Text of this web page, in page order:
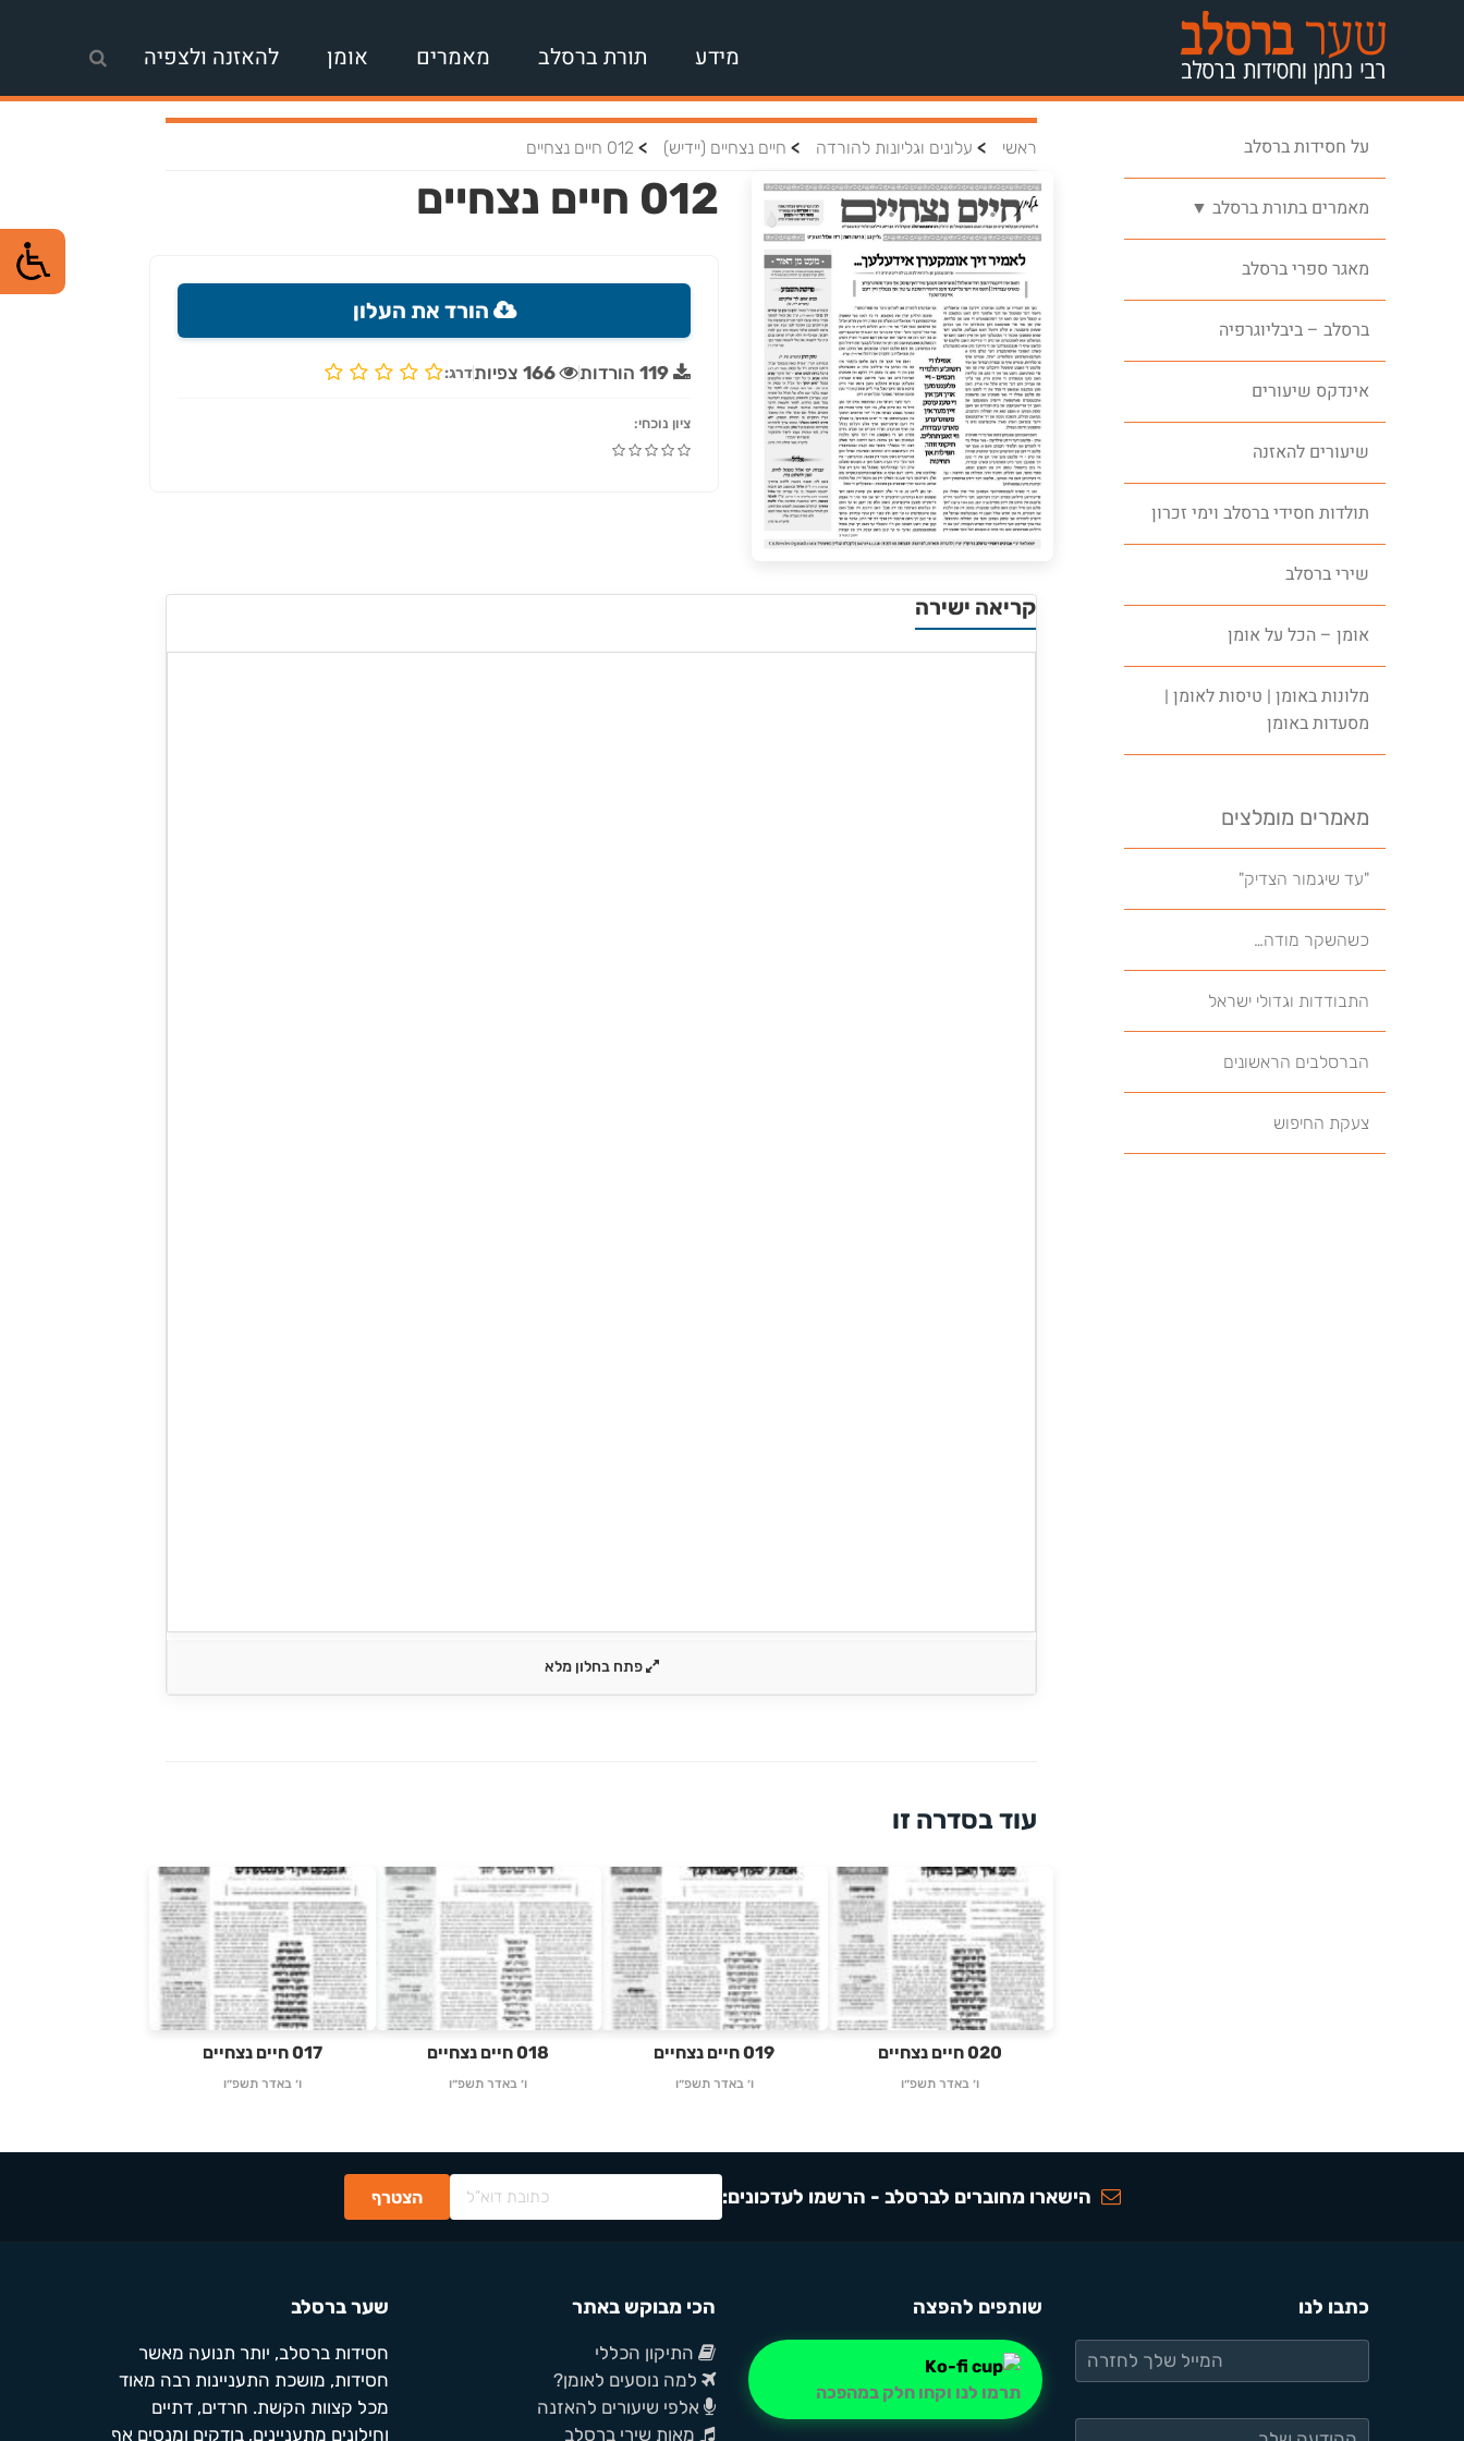
מידע תורת ברסלב מאמרים אומן להאזנה ולצפיה
על חסידות ברסלב
מאמרים בתורת ברסלב ▼
מאגר ספרי ברסלב
ברסלב – ביבליוגרפיה
אינדקס שיעורים
שיעורים להאזנה
תולדות חסידי ברסלב וימי זכרון
שירי ברסלב
אומן – הכל על אומן
מלונות באומן | טיסות לאומן |
מסעדות באומן
מאמרים מומלצים
"עד שיגמור הצדיק"
כשהשקר מודה…
התבודדות וגדולי ישראל
הברסלבים הראשונים
צעקת החיפוש
ראשי > עלונים וגליונות להורדה > חיים נצחיים (יידיש) > 012 חיים נצחיים
012 חיים נצחיים
הורד את העלון
119הורדות 166צפיותדרג:
ציון נוכחי:
קריאה ישירה
פתח בחלון מלא
עוד בסדרה זו
020 חיים נצחיים
ו׳ באדר תשפ״ו
019 חיים נצחיים
ו׳ באדר תשפ״ו
018 חיים נצחיים
ו׳ באדר תשפ״ו
017 חיים נצחיים
ו׳ באדר תשפ״ו
הישארו מחוברים לברסלב - הרשמו לעדכונים:
שער ברסלב
חסידות ברסלב, יותר תנועה מאשר
חסידות, מושכת התעניינות רבה מאוד
מכל קצוות הקשת. חרדים, דתיים
וחילונים מתעניינים, בודקים ומנסים אף
הכי מבוקש באתר
התיקון הכללי
למה נוסעים לאומן?
אלפי שיעורים להאזנה
מאות שירי ברסלב
שותפים להפצה
תרמו לנו וקחו חלק במהפכה
כתבו לנו